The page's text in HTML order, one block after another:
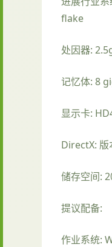
flake
处因器:
记忆体: 8
显示卡:
DirectX: 版
储存空间:
提议配备:
作业系统: